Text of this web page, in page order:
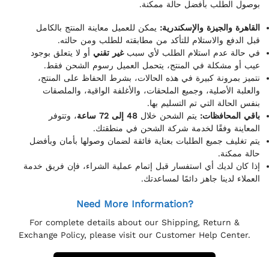
بوصول الطلب بأفضل حالة ممكنة.
القاهرة والجيزة والإسكندرية: يمكن للعميل معاينة المنتج بالكامل
قبل الدفع والاستلام للتأكد من مطابقته للطلب ومن حالته.
في حالة عدم استلام الطلب لأي سببغير تقني أو لا يتعلق بوجود
عيب أو مشكلة في المنتج، يتحمل العميل رسوم الشحن فقط.
نتميز بمرونة كبيرة في هذه الحالات، بشرط الحفاظ على المنتج،
والعلبة الأصلية، وجميع الملحقات، والأغلفة الواقية، والملصقات
بنفس الحالة التي تم التسليم بها.
باقي المحافظات: يتم الشحن خلال 48 إلى 72 ساعة
، وتتوفر
المعاينة وفقًا لخدمة شركة الشحن في منطقتك.
يتم تغليف جميع الطلبات بعناية فائقة لضمان وصولها بأمان وبأفضل
حالة ممكنة.
إذا كان لديك أي استفسار قبل إتمام عملية الشراء، فإن فريق خدمة
العملاء لدينا جاهز دائمًا لمساعدتك.
Need More Information?
For complete details about our Shipping, Return &
Exchange Policy, please visit our Customer Help Center.